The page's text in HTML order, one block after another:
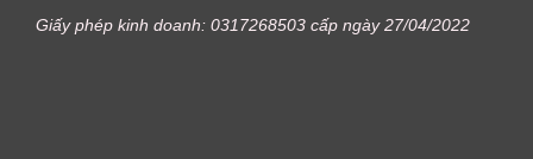
Giấy phép kinh doanh: 0317268503 cấp ngày 27/04/2022